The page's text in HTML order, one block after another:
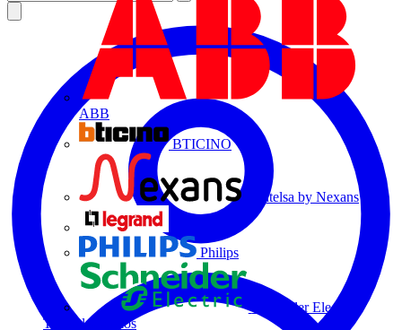
ABB
BTICINO
Centelsa by Nexans
Philips
Schneider Electric
Todos los socios